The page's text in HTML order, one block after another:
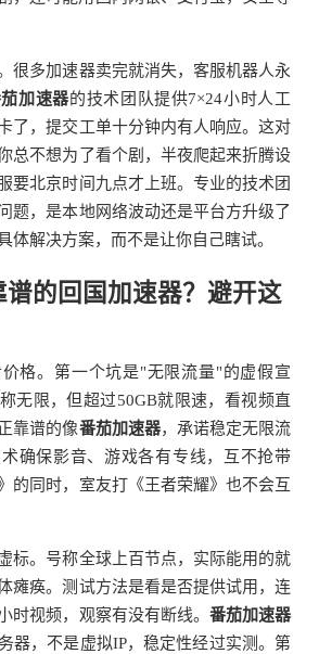
很多加速器卖完就消失，客服机器人永
加速器的技术团队提供7×24小时人工
了，提交工单十分钟内有人响应。这对
总不想为了看个剧，半夜爬起来折腾设
要北京时间九点才上班。专业的技术团
题，是本地网络波动还是平台方升级了
体解决方案，而不是让你自己瞎试。
谱的回国加速器？避开这
格。第一个坑是"无限流量"的虚假宣
无限，但超过50GB就限速，看视频直
靠谱的像番茄加速器，承诺稳定无限流
确保影音、游戏各有专线，互不抢带
的同时，室友打《王者荣耀》也不会互
标。号称全球上百节点，实际能用的就
瘫痪。测试方法是看是否提供试用，连
时视频，观察有没有断线。 番茄加速器
器，不是虚拟IP，稳定性经过实测。第